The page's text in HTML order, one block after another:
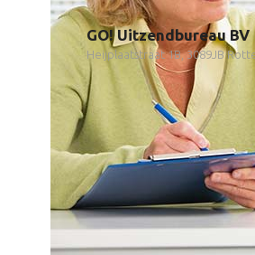
GO! Uitzendbureau BV
Heijplaatstraat 1B, 3089JB